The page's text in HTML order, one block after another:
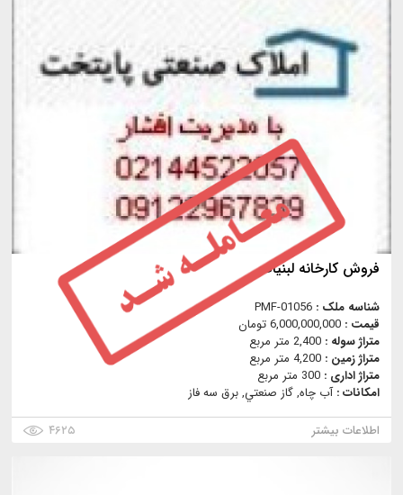
فروش كارخانه لبنيات
شناسه ملک : PMF-01056
قیمت : 6,000,000,000 تومان
متراژ سوله : 2,400 متر مربع
متراژ زمین : 4,200 متر مربع
متراژ اداری : 300 متر مربع
امکانات :آب چاه, گاز صنعتي, برق سه فاز
اطلاعات بیشتر
۴۶۲۵